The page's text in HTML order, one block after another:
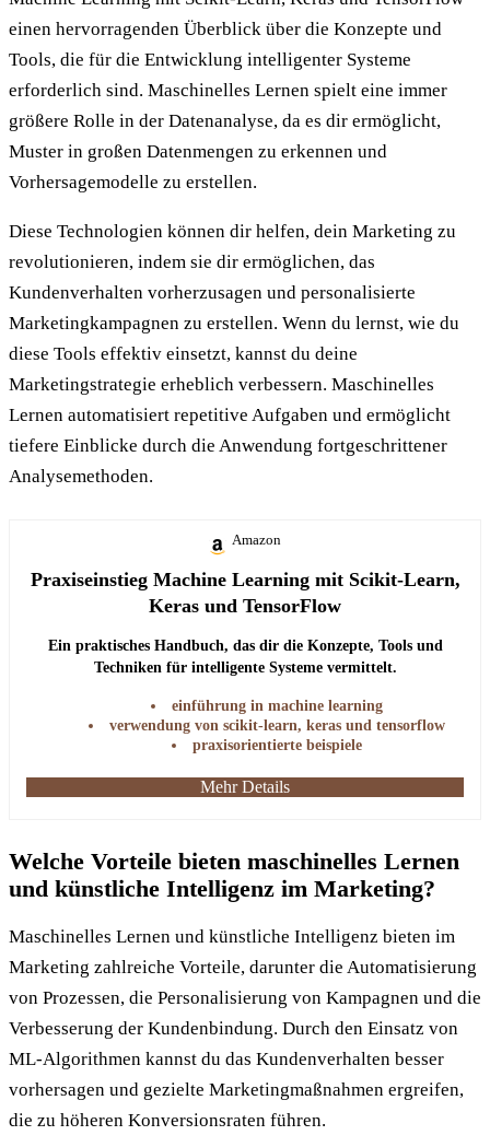
einen hervorragenden Überblick über die Konzepte und
Tools, die für die Entwicklung intelligenter Systeme
erforderlich sind. Maschinelles Lernen spielt eine immer
größere Rolle in der Datenanalyse, da es dir ermöglicht,
Muster in großen Datenmengen zu erkennen und
Vorhersagemodelle zu erstellen.
Diese Technologien können dir helfen, dein Marketing zu
revolutionieren, indem sie dir ermöglichen, das
Kundenverhalten vorherzusagen und personalisierte
Marketingkampagnen zu erstellen. Wenn du lernst, wie du
diese Tools effektiv einsetzt, kannst du deine
Marketingstrategie erheblich verbessern. Maschinelles
Lernen automatisiert repetitive Aufgaben und ermöglicht
tiefere Einblicke durch die Anwendung fortgeschrittener
Analysemethoden.
Amazon
Praxiseinstieg Machine Learning mit Scikit-Learn,
Keras und TensorFlow
Ein praktisches Handbuch, das dir die Konzepte, Tools und
Techniken für intelligente Systeme vermittelt.
einführung in machine learning
verwendung von scikit-learn, keras und tensorflow
praxisorientierte beispiele
Mehr Details
Welche Vorteile bieten maschinelles Lernen
und künstliche Intelligenz im Marketing?
Maschinelles Lernen und künstliche Intelligenz bieten im
Marketing zahlreiche Vorteile, darunter die Automatisierung
von Prozessen, die Personalisierung von Kampagnen und die
Verbesserung der Kundenbindung. Durch den Einsatz von
ML-Algorithmen kannst du das Kundenverhalten besser
vorhersagen und gezielte Marketingmaßnahmen ergreifen,
die zu höheren Konversionsraten führen.